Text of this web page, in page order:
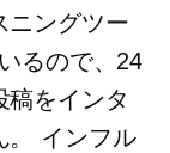
ニングツー
るので、24
稿をインタ
。 インフル